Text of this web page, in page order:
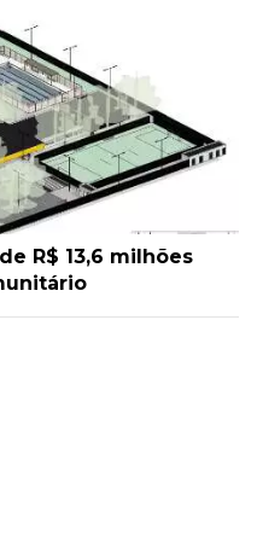
R$ 13,6 milhões